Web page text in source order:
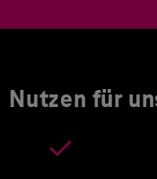
Nutzen für